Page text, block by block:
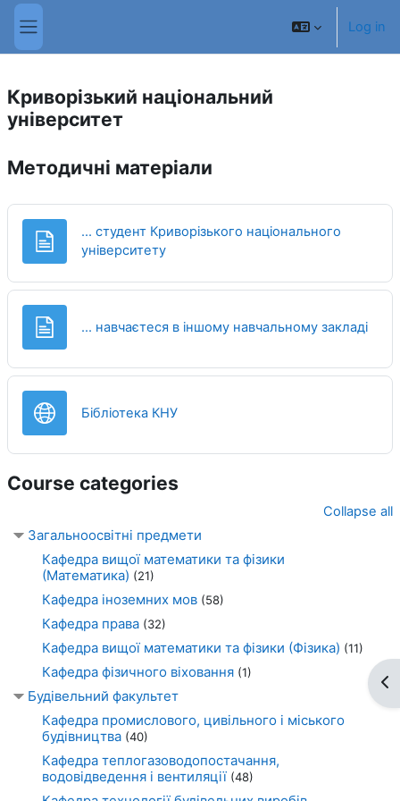
Skip to main content
Side panel
Log in
Криворізький національний
університет
Методичні матеріали
... студент Криворізького національного
університетуPage
... навчаєтеся в іншому навчальному закладіPage
Бібліотека КНУURL
Course categories
Collapse all
Загальноосвітні предмети
Кафедра вищої математики та фізики
(Математика) (21)
Кафедра іноземних мов (58)
Кафедра права (32)
Кафедра вищої математики та фізики (Фізика) (11)
Кафедра фізичного віховання (1)
Будівельний факультет
Кафедра промислового, цивільного і міського
будівництва (40)
Кафедра теплогазoводопостачання,
водовідведення і вентиляції (48)